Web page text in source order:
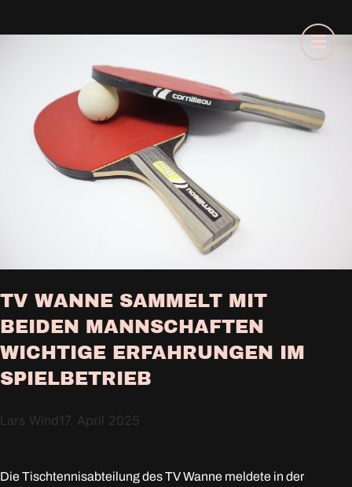
TV WANNE SAMMELT MIT
BEIDEN MANNSCHAFTEN
WICHTIGE ERFAHRUNGEN IM
SPIELBETRIEB
Lars Wind17. April 2025
Die Tischtennisabteilung des TV Wanne meldete in der